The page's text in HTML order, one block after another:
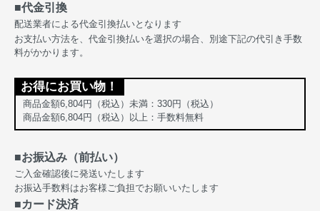
■代金引換
配送業者による代金引換払いとなります
お支払い方法を、代金引換払いを選択の場合、別途下記の代引き手数
料がかかります。
お得にお買い物！
商品金額6,804円（税込）未満：330円（税込）
商品金額6,804円（税込）以上：手数料無料
■お振込み（前払い）
ご入金確認後に発送いたします
お振込手数料はお客様ご負担でお願いいたします
■カード決済